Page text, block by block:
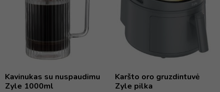
Kavinukas su nuspaudimu
Zyle 1000ml
Karšto oro gruzdintuvė
Zyle pilka